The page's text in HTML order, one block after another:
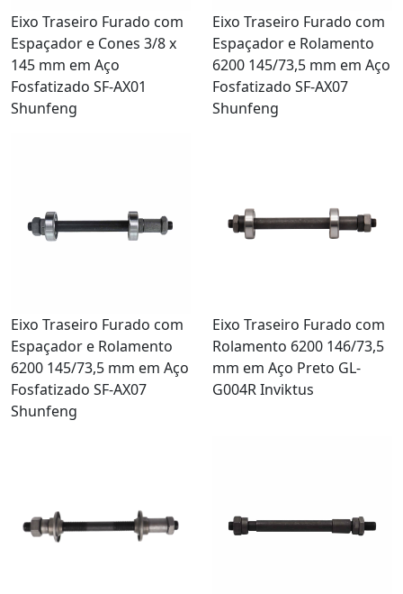
Eixo Traseiro Furado com
Espaçador e Cones 3/8 x
145 mm em Aço
Fosfatizado SF-AX01
Shunfeng
Eixo Traseiro Furado com
Espaçador e Rolamento
6200 145/73,5 mm em Aço
Fosfatizado SF-AX07
Shunfeng
Eixo Traseiro Furado com
Espaçador e Rolamento
6200 145/73,5 mm em Aço
Fosfatizado SF-AX07
Shunfeng
Eixo Traseiro Furado com
Rolamento 6200 146/73,5
mm em Aço Preto GL-
G004R Inviktus